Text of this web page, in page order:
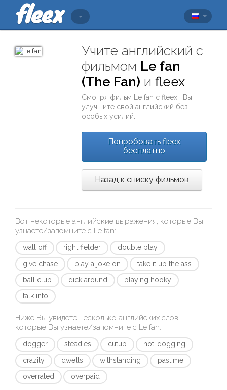
Учите английский с
фильмом Le fan
(The Fan) иfleex
Смотря фильм Le fan сfleex
, Вы
улучшите свой английский без
особых усилий.
Попробовать fleex
бесплатно
Назад к списку фильмов
Вот некоторые английские выражения, которые Вы
узнаете/запомните с Le fan:
wall off right fielder
double play
give chase
play a joke on
take it up the ass
ball club
dick around
playing hooky
talk into
Ниже Вы увидете несколько английских слов,
которые Вы узнаете/запомните с Le fan:
dogger steadies cutup
hot-dogging
crazily
dwells withstanding
pastime
overrated
overpaid